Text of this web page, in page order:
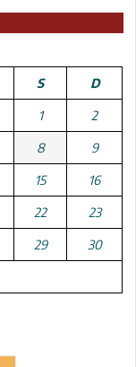
S D
1 2
8 9
15 16
22 23
29 30